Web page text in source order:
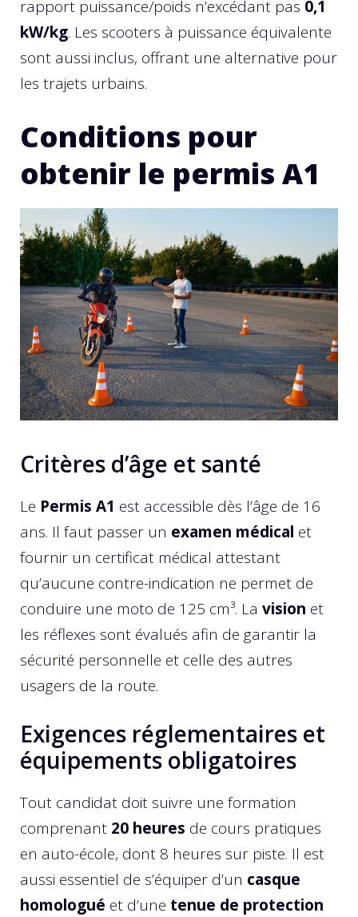
rapport puissance/poids n’excédant pas 0,1
kW/kg. Les scooters à puissance équivalente
sont aussi inclus, offrant une alternative pour
les trajets urbains.
Conditions pour
obtenir le permis A1
Critères d’âge et santé
Le Permis A1 est accessible dès l’âge de 16
ans. Il faut passer un examen médical et
fournir un certificat médical attestant
qu’aucune contre-indication ne permet de
conduire une moto de 125 cm³. La vision et
les réflexes sont évalués afin de garantir la
sécurité personnelle et celle des autres
usagers de la route.
Exigences réglementaires et
équipements obligatoires
Tout candidat doit suivre une formation
comprenant 20 heures de cours pratiques
en auto-école, dont 8 heures sur piste. Il est
aussi essentiel de s’équiper d’un casque
homologué et d’une tenue de protection